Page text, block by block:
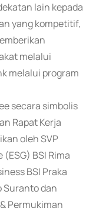
lain kepada
yang kompetitif,
melalui
melalui program
secara simbolis
Rapat Kerja
oleh SVP
BSI Rima
BSI Praka
Suranto dan
Permukiman